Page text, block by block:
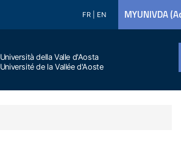
FR EN MYUNIVDA
Università della Valle d'Aosta
Université de la Vallée d'Aoste